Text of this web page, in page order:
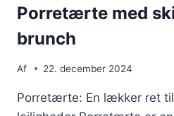
Porretærte med
brunch
Af 22. december 2024
Porretærte: En lækker ret